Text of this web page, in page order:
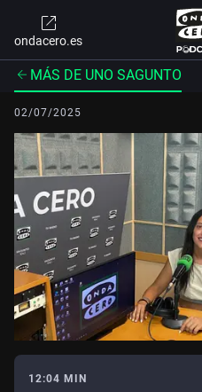
ondacero.es
MÁS DE UNO SAGUNTO
02/07/2025
12:04 MIN